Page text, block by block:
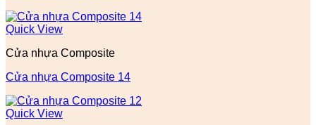
Quick View
Cửa nhựa Composite
Cửa nhựa Composite 14
Quick View